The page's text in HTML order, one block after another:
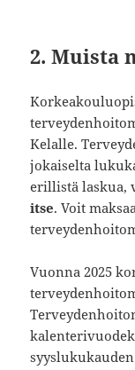
2. Muista
Kelalle.
jokaiselta
erillistä laskua,
itse. Voit maksaa
Vuonna 2025
syyslukukauden